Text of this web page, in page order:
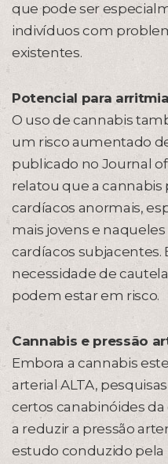
que pode ser
indivíduos com
existentes.
Potencial para
O uso de cannabis
um risco aumentado
publicado no Journal
relatou que a
cardíacos anormais,
mais jovens e
cardíacos subjacentes.
necessidade de
podem estar em risco.
Cannabis e pressão
Embora a cannabis
arterial ALTA,
certos canabinóides
a reduzir a pressão
estudo conduzido pela